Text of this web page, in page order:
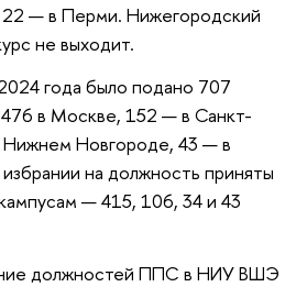
— в Перми. Нижегородский
не выходит.
года было подано 707
476 в Москве, 152 — в Санкт-
Новгороде, 43 — в
на должность приняты
— 415, 106, 34 и 43
должностей ППС в НИУ ВШЭ